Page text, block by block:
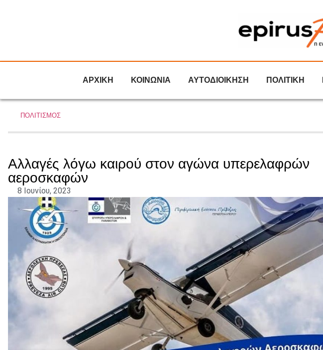
ΑΡΧΙΚΗ ΚΟΙΝΩΝΙΑ ΑΥΤΟΔΙΟΙΚΗΣΗ ΠΟΛΙΤΙΚΗ
ΠΟΛΙΤΙΣΜΟΣ
Αλλαγές λόγω καιρού στον αγώνα υπερελαφρών
αεροσκαφών
8 Ιουνίου, 2023